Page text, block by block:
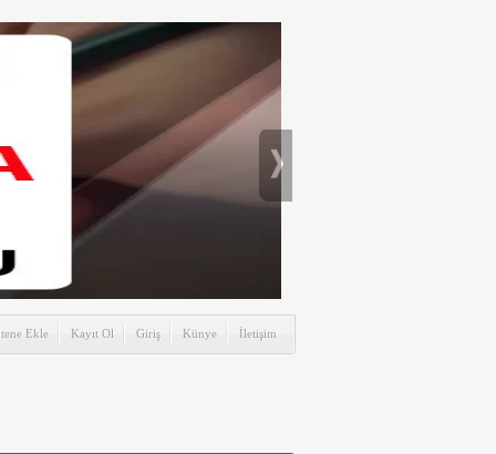
Ekle Kayıt Ol Giriş Künye İletişim